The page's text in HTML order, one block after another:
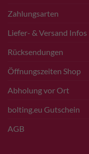
Zahlungsarten
Liefer- & Versand Infos
Rücksendungen
Öffnungszeiten Shop
Abholung vor Ort
bolting.eu Gutschein
AGB